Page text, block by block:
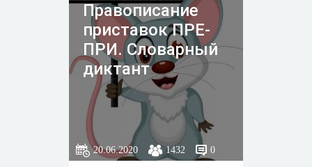
Правописание
приставок ПРЕ-
ПРИ. Словарный
диктант
20.06.2020 1432 0